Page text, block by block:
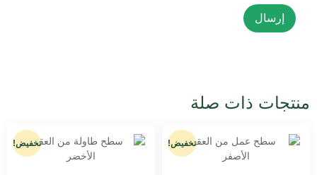
منتجات ذات صلة
تخفيض! تخفيض!